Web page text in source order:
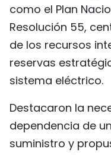
como el Plan
Resolución 55,
de los recursos
reservas
sistema eléctrico.
Destacaron la
dependencia de
suministro y